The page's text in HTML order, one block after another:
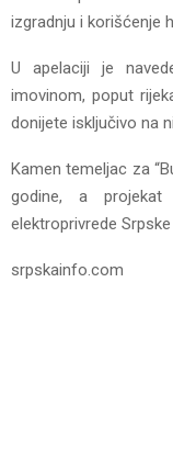
izgradnju i korišćenje
U apelaciji je
imovinom, poput
donijete isključivo na
Kamen temeljac za
godine, a projekat
elektroprivrede Srpske
srpskainfo.com